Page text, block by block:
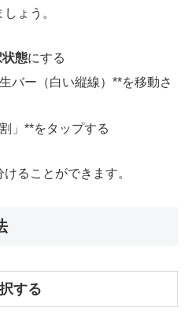
ょう。
状態にする
バー（白い縦線）**を移動さ
」**をタップする
ることができます。
する